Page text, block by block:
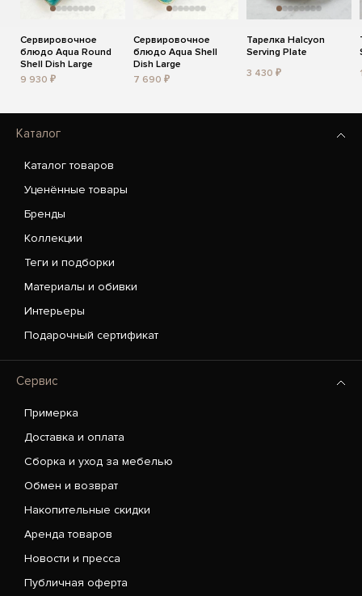
Сервировочное
блюдо Aqua Round
Shell Dish Large
9 930 ₽
Сервировочное
блюдо Aqua Shell
Dish Large
7 690 ₽
Тарелка Halcyon
Serving Plate
3 430 ₽
Каталог
Каталог товаров
Уценённые товары
Бренды
Коллекции
Теги и подборки
Материалы и обивки
Интерьеры
Подарочный сертификат
Сервис
Примерка
Доставка и оплата
Сборка и уход за мебелью
Обмен и возврат
Накопительные скидки
Аренда товаров
Новости и пресса
Публичная оферта